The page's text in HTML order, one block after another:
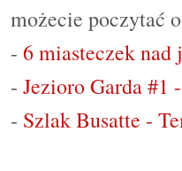
możecie poczytać
- 6 miasteczek nad
- Jezioro Garda #1
- Szlak Busatte -